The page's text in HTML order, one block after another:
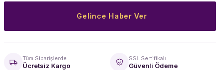
Gelince Haber Ver
Tüm Siparişlerde
Ücretsiz Kargo
SSL Sertifikalı
Güvenli Ödeme